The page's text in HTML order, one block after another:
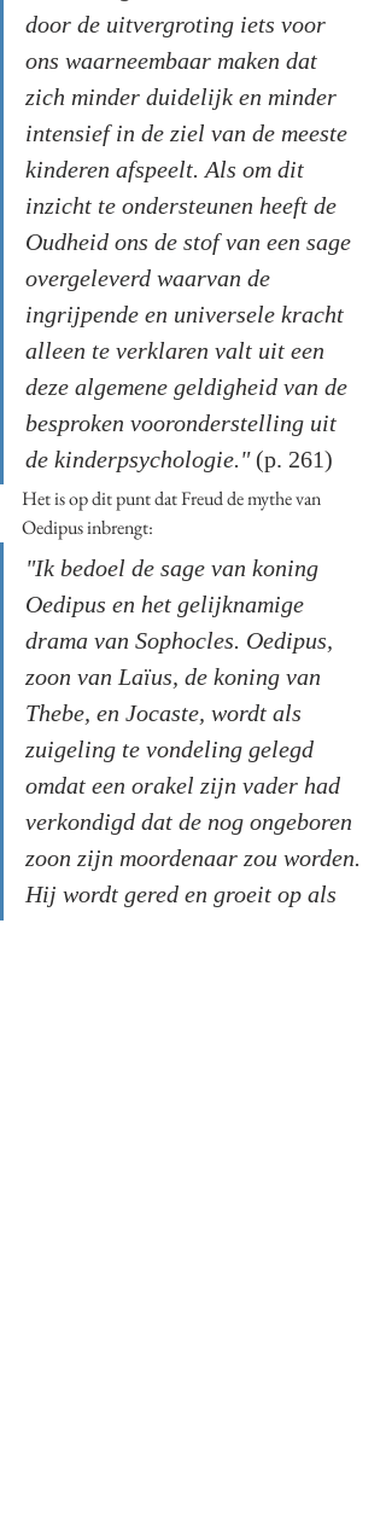
door de uitvergroting iets voor
ons waarneembaar maken dat
zich minder duidelijk en minder
intensief in de ziel van de meeste
kinderen afspeelt. Als om dit
inzicht te ondersteunen heeft de
Oudheid ons de stof van een sage
overgeleverd waarvan de
ingrijpende en universele kracht
alleen te verklaren valt uit een
deze algemene geldigheid van de
besproken vooronderstelling uit
de kinderpsychologie." (p. 261)
Het is op dit punt dat Freud de mythe van
Oedipus inbrengt:
"Ik bedoel de sage van koning
Oedipus en het gelijknamige
drama van Sophocles. Oedipus,
zoon van Laïus, de koning van
Thebe, en Jocaste, wordt als
zuigeling te vondeling gelegd
omdat een orakel zijn vader had
verkondigd dat de nog ongeboren
zoon zijn moordenaar zou worden.
Hij wordt gered en groeit op als